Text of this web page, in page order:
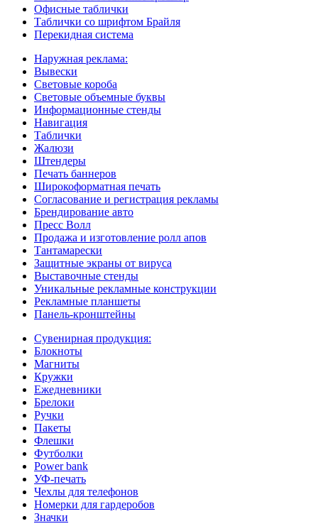
Офисные таблички
Таблички со шрифтом Брайля
Перекидная система
Наружная реклама:
Вывески
Световые короба
Световые объемные буквы
Информационные стенды
Навигация
Таблички
Жалюзи
Штендеры
Печать баннеров
Широкоформатная печать
Согласование и регистрация рекламы
Брендирование авто
Пресс Волл
Продажа и изготовление ролл апов
Тантамарески
Защитные экраны от вируса
Выставочные стенды
Уникальные рекламные конструкции
Рекламные планшеты
Панель-кронштейны
Сувенирная продукция:
Блокноты
Магниты
Кружки
Ежедневники
Брелоки
Ручки
Пакеты
Флешки
Футболки
Power bank
УФ-печать
Чехлы для телефонов
Номерки для гардеробов
Значки